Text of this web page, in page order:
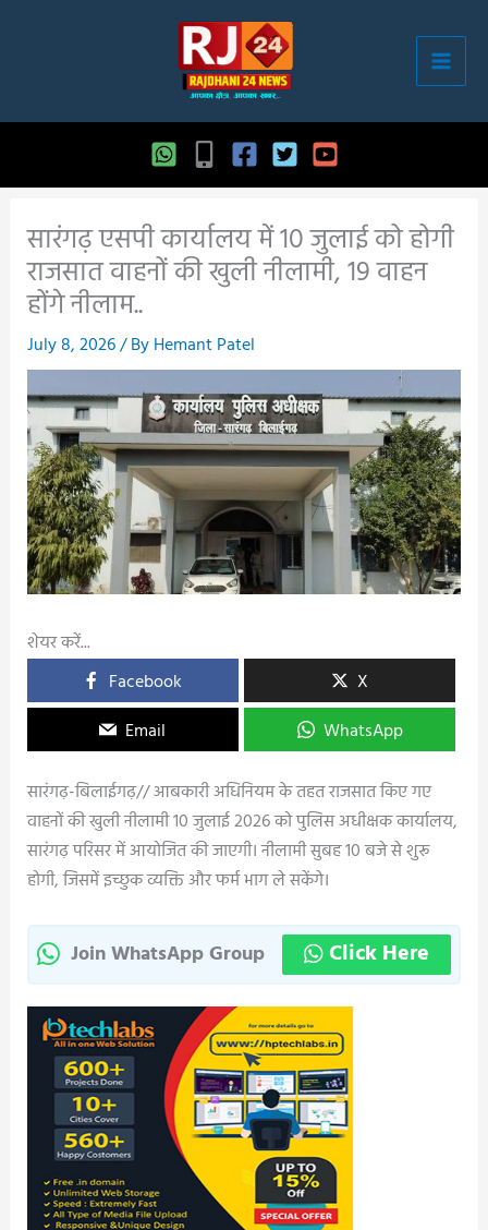
सारंगढ़ एसपी कार्यालय में 10 जुलाई को होगी
राजसात वाहनों की खुली नीलामी, 19 वाहन
होंगे नीलाम..
July 8, 2026/ ByHemant Patel
शेयर करें...
Facebook
X
Email
WhatsApp
सारंगढ़-बिलाईगढ़// आबकारी अधिनियम के तहत राजसात किए गए
वाहनों की खुली नीलामी 10 जुलाई 2026 को पुलिस अधीक्षक कार्यालय,
सारंगढ़ परिसर में आयोजित की जाएगी। नीलामी सुबह 10 बजे से शुरू
होगी, जिसमें इच्छुक व्यक्ति और फर्म भाग ले सकेंगे।
Join WhatsApp Group Click Here